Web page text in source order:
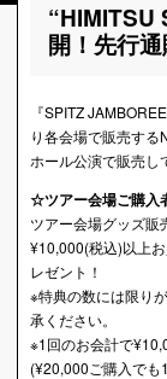
“HIMITSU
開！先行通
『SPITZ
り各会場で販売する
ホール公演で販売し
☆ツアー会場ご購入
ツアー会場グッズ販
¥10,000(税込)以上
レゼント！
※特典の数には限り
承ください。
※1回のお会計で
(¥20,000ご購入でも